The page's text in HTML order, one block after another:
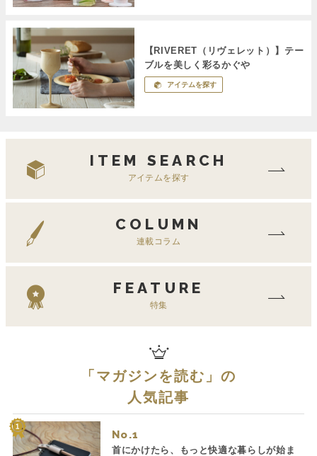
【RIVERET（リヴェレット）】テー
ブルを美しく彩るかぐや
アイテムを探す
ITEM SEARCH
アイテムを探す
COLUMN
連載コラム
FEATURE
特集
「 マガジンを読む 」の
人気記事
No.
首にかけたら、もっと快適な暮らしが始ま